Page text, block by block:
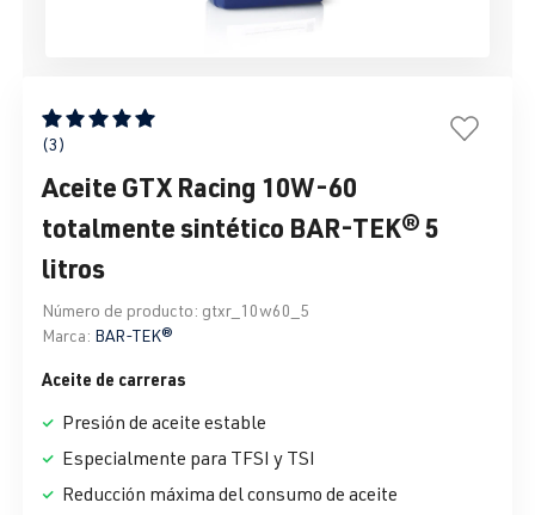
Calificación promedio de 5 de 5 estrellas
(3)
Aceite GTX Racing 10W-60
totalmente sintético BAR-TEK® 5
litros
Número de producto: gtxr_10w60_5
Marca: BAR-TEK®
Aceite de carreras
Presión de aceite estable
Especialmente para TFSI y TSI
Reducción máxima del consumo de aceite